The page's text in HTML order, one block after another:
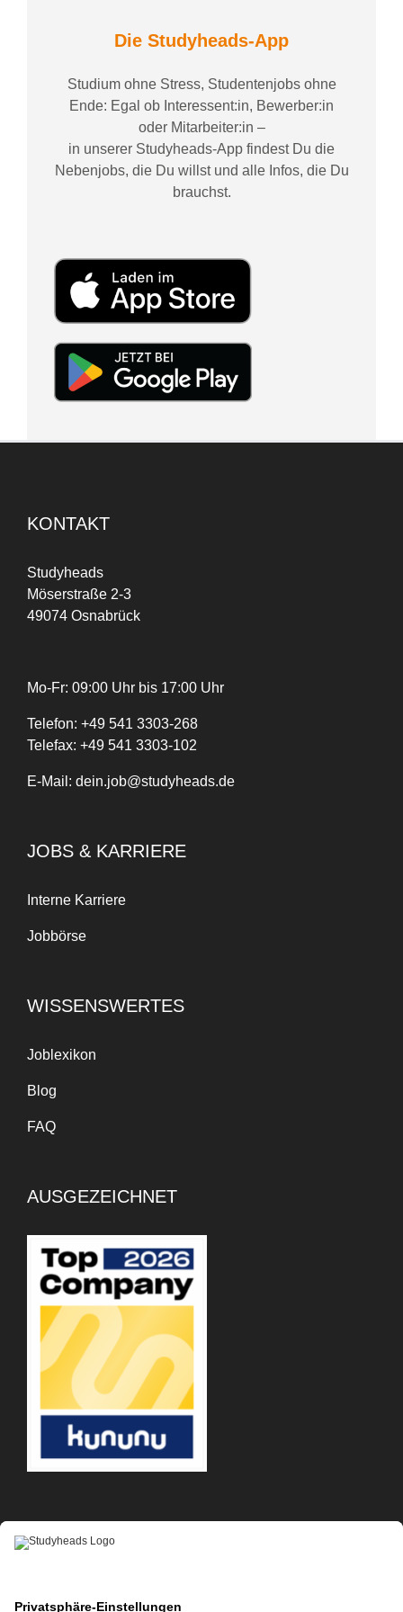
Die Studyheads-App
Studium ohne Stress, Studentenjobs ohne
Ende: Egal ob Interessent:in, Bewerber:in
oder Mitarbeiter:in –
in unserer Studyheads-App findest Du die
Nebenjobs, die Du willst und alle Infos, die Du
brauchst.
KONTAKT
Studyheads
Möserstraße 2-3
49074 Osnabrück
Mo-Fr: 09:00 Uhr bis 17:00 Uhr
Telefon: +49 541 3303-268
Telefax: +49 541 3303-102
E-Mail: dein.job@studyheads.de
JOBS & KARRIERE
Interne Karriere
Jobbörse
WISSENSWERTES
Joblexikon
Blog
FAQ
AUSGEZEICHNET